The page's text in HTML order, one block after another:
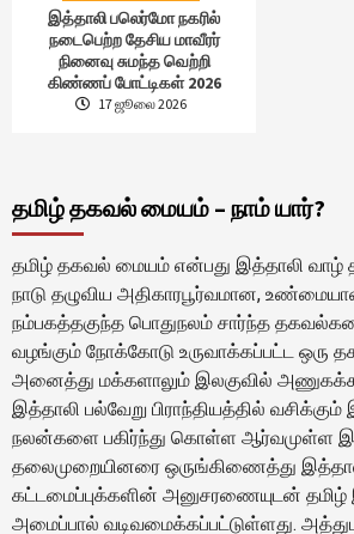
இத்தாலி பலெர்மோ நகரில்
நடைபெற்ற தேசிய மாவீரர்
நினைவு சுமந்த வெற்றி
கிண்ணப் போட்டிகள் 2026
17 ஜூலை 2026
தமிழ் தகவல் மையம் – நாம் யார்?
தமிழ் தகவல் மையம் என்பது இத்தாலி வாழ்
நாடு தழுவிய அதிகாரபூர்வமான,
நம்பகத்தகுந்த பொதுநலம் சார்ந்த
வழங்கும் நோக்கோடு உருவாக்கப்பட்ட ஒரு
அனைத்து மக்களாலும் இலகுவில்
இத்தாலி பல்வேறு பிராந்தியத்தில்
நலன்களை பகிர்ந்து கொள்ள ஆர்வமுள்ள
தலைமுறையினரை ஒருங்கிணைத்து
கட்டமைப்புக்களின் அனுசரணையுடன்
அமைப்பால் வடிவமைக்கப்பட்டுள்ளது.